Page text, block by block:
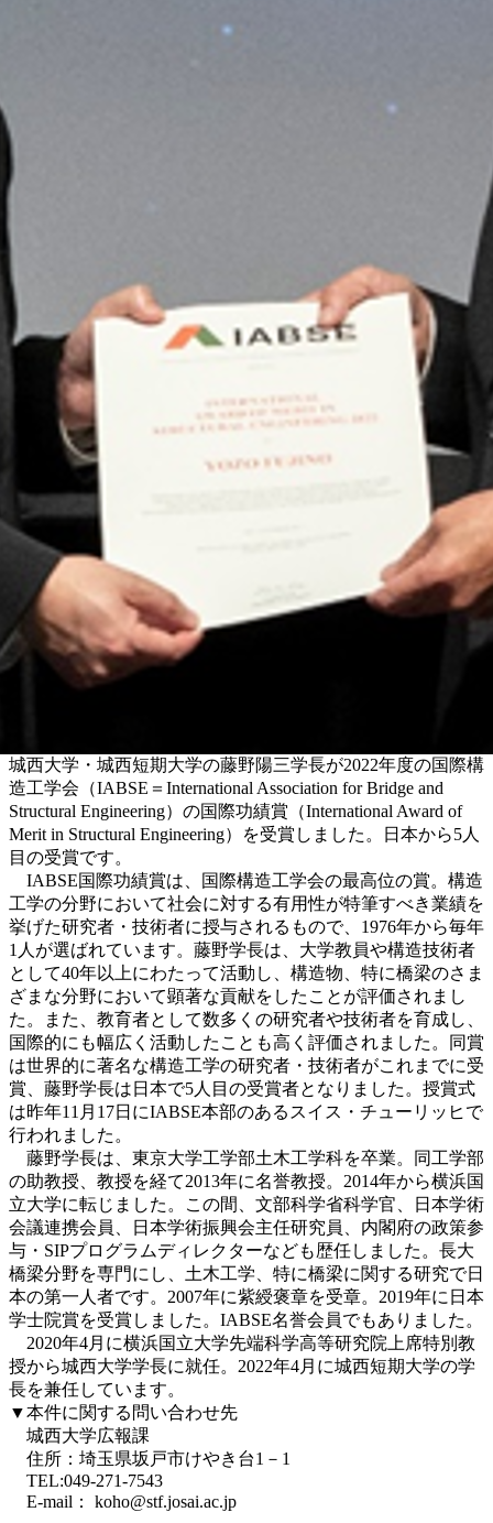
城西大学・城西短期大学の藤野陽三学長が2022年度の国際構
造工学会（IABSE＝International Association for Bridge and
Structural Engineering）の国際功績賞（International Award of
Merit in Structural Engineering）を受賞しました。日本から5人
目の受賞です。
IABSE国際功績賞は、国際構造工学会の最高位の賞。構造
工学の分野において社会に対する有用性が特筆すべき業績を
挙げた研究者・技術者に授与されるもので、1976年から毎年
1人が選ばれています。藤野学長は、大学教員や構造技術者
として40年以上にわたって活動し、構造物、特に橋梁のさま
ざまな分野において顕著な貢献をしたことが評価されまし
た。また、教育者として数多くの研究者や技術者を育成し、
国際的にも幅広く活動したことも高く評価されました。同賞
は世界的に著名な構造工学の研究者・技術者がこれまでに受
賞、藤野学長は日本で5人目の受賞者となりました。授賞式
は昨年11月17日にIABSE本部のあるスイス・チューリッヒで
行われました。
藤野学長は、東京大学工学部土木工学科を卒業。同工学部
の助教授、教授を経て2013年に名誉教授。2014年から横浜国
立大学に転じました。この間、文部科学省科学官、日本学術
会議連携会員、日本学術振興会主任研究員、内閣府の政策参
与・SIPプログラムディレクターなども歴任しました。長大
橋梁分野を専門にし、土木工学、特に橋梁に関する研究で日
本の第一人者です。2007年に紫綬褒章を受章。2019年に日本
学士院賞を受賞しました。IABSE名誉会員でもありました。
2020年4月に横浜国立大学先端科学高等研究院上席特別教
授から城西大学学長に就任。2022年4月に城西短期大学の学
長を兼任しています。
▼本件に関する問い合わせ先
城西大学広報課
住所：埼玉県坂戸市けやき台1－1
TEL:049-271-7543
E-mail： koho@stf.josai.ac.jp